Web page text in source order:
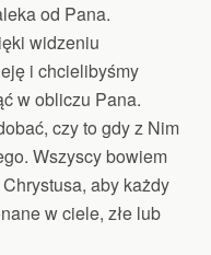
od Pana.
widzeniu
i chcielibyśmy
w obliczu Pana.
czy to gdy z Nim
Wszyscy bowiem
aby każdy
w ciele, złe lub